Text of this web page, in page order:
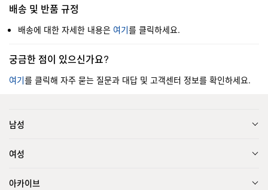
배송 및 반품 규정
배송에 대한 자세한 내용은 여기를 클릭하세요.
궁금한 점이 있으신가요?
여기를 클릭해 자주 묻는 질문과 대답 및 고객센터 정보를 확인하세요.
남성
여성
아카이브